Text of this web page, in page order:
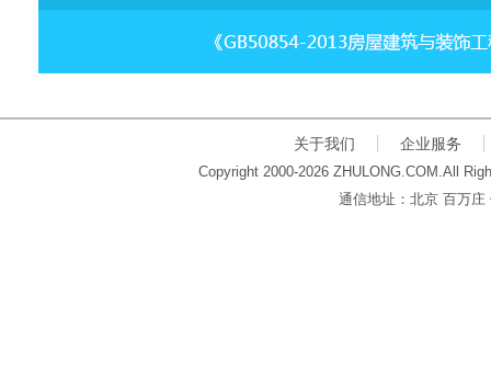
关于我们 企业服务
Copyright 2000-2026 ZHULONG.COM.All
通信地址：北京 百万